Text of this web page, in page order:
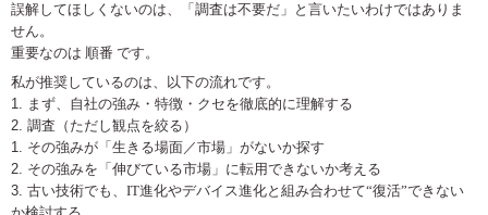
誤解してほしくないのは、「調査は不要だ」と言いたいわけではありま
せん。
重要なのは 順番 です。
私が推奨しているのは、以下の流れです。
まず、自社の強み・特徴・クセを徹底的に理解する
調査（ただし観点を絞る）
その強みが「生きる場面／市場」がないか探す
その強みを「伸びている市場」に転用できないか考える
古い技術でも、 IT進化やデバイス進化と組み合わせて“復活”できない